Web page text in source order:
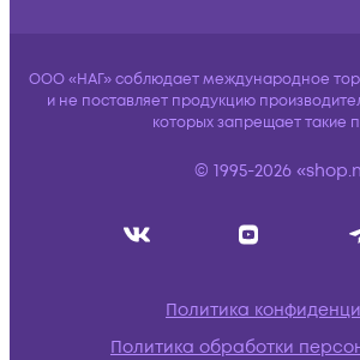
ООО «НАГ» соблюдает международное
и не поставляет продукцию
которых запрещает такие
© 1995-2026
Политика
Политика обработки